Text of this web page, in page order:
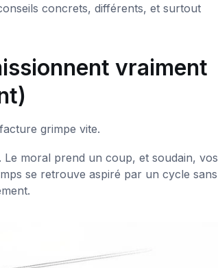
concrets, différents, et surtout
vraiment
grimpe vite.
moral prend un coup, et soudain, vos
se retrouve aspiré par un cycle sans